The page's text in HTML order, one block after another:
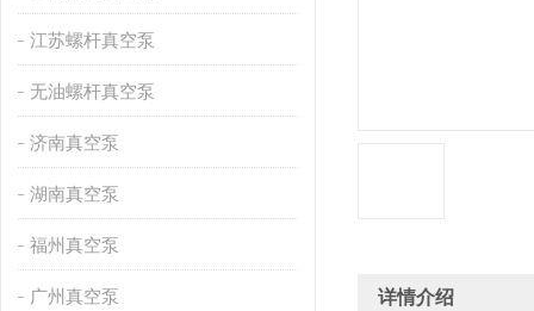
江苏螺杆真空泵
无油螺杆真空泵
济南真空泵
湖南真空泵
福州真空泵
广州真空泵 详情介绍